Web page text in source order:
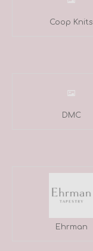
Coop Knits
DMC
Ehrman